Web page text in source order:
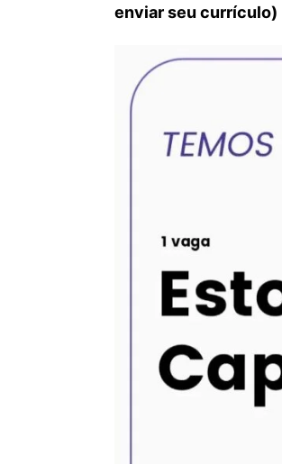
enviar seu currículo)